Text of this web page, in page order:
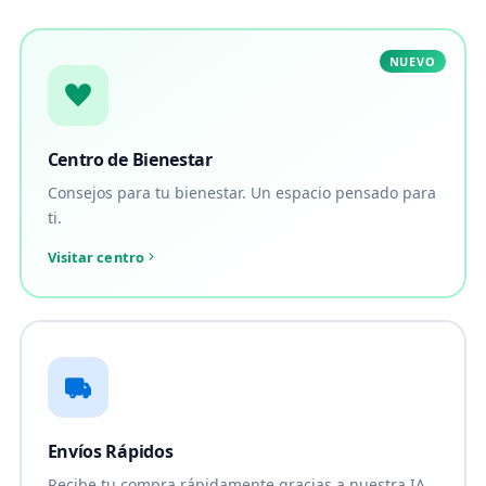
NUEVO
Centro de Bienestar
Consejos para tu bienestar. Un espacio pensado para
ti.
Visitar centro
Envíos Rápidos